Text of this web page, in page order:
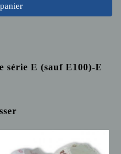
E (sauf E100)-E